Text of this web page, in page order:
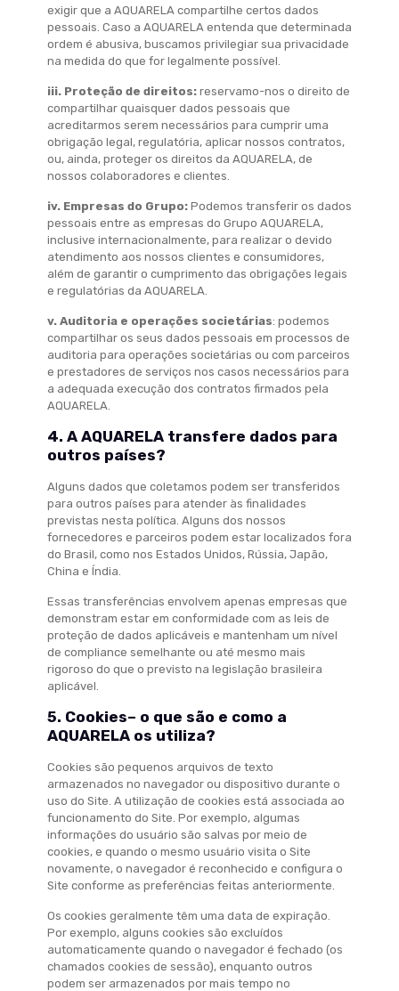
exigir que a AQUARELA compartilhe certos dados
pessoais. Caso a AQUARELA entenda que determinada
ordem é abusiva, buscamos privilegiar sua privacidade
na medida do que for legalmente possível.
iii. Proteção de direitos: reservamo-nos o direito de
compartilhar quaisquer dados pessoais que
acreditarmos serem necessários para cumprir uma
obrigação legal, regulatória, aplicar nossos contratos,
ou, ainda, proteger os direitos da AQUARELA, de
nossos colaboradores e clientes.
iv. Empresas do Grupo: Podemos transferir os dados
pessoais entre as empresas do Grupo AQUARELA,
inclusive internacionalmente, para realizar o devido
atendimento aos nossos clientes e consumidores,
além de garantir o cumprimento das obrigações legais
e regulatórias da AQUARELA.
v. Auditoria e operações societárias: podemos
compartilhar os seus dados pessoais em processos de
auditoria para operações societárias ou com parceiros
e prestadores de serviços nos casos necessários para
a adequada execução dos contratos firmados pela
AQUARELA.
4. A AQUARELA transfere dados para
outros países?
Alguns dados que coletamos podem ser transferidos
para outros países para atender às finalidades
previstas nesta política. Alguns dos nossos
fornecedores e parceiros podem estar localizados fora
do Brasil, como nos Estados Unidos, Rússia, Japão,
China e Índia.
Essas transferências envolvem apenas empresas que
demonstram estar em conformidade com as leis de
proteção de dados aplicáveis e mantenham um nível
de compliance semelhante ou até mesmo mais
rigoroso do que o previsto na legislação brasileira
aplicável.
5. Cookies– o que são e como a
AQUARELA os utiliza?
Cookies são pequenos arquivos de texto
armazenados no navegador ou dispositivo durante o
uso do Site. A utilização de cookies está associada ao
funcionamento do Site. Por exemplo, algumas
informações do usuário são salvas por meio de
cookies, e quando o mesmo usuário visita o Site
novamente, o navegador é reconhecido e configura o
Site conforme as preferências feitas anteriormente.
Os cookies geralmente têm uma data de expiração.
Por exemplo, alguns cookies são excluídos
automaticamente quando o navegador é fechado (os
chamados cookies de sessão), enquanto outros
podem ser armazenados por mais tempo no